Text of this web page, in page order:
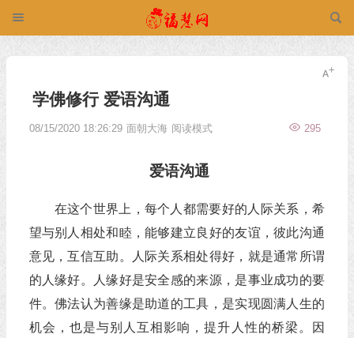
学佛修行 爱语沟通
08/15/2020 18:26:29 面朝大海 295
阅读模式
爱语沟通
在这个世界上，每个人都需要好的人际关系，希
望与别人相处和睦，能够建立良好的友谊，彼此沟通
意见，互信互助。人际关系相处得好，就是通常所谓
的人缘好。人缘好是安全感的来源，是事业成功的要
件。佛法认为善缘是助道的工具，是实现圆满人生的
机会，也是与别人互相影响，提升人性的桥梁。因